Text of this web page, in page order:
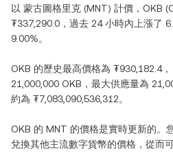
以 蒙古圖格里克 (MNT) 計價， OKB (
₮337,290.0 ，過去 24 小時內 上漲了
9.00%。
OKB 的歷史最高價格為 ₮930,182.4
21,000,000 OKB ，最大供應量為
約為 ₮7,083,090,536,312。
OKB 的 MNT 的價格是實時更新的。
兌換其他主流數字貨幣的價格，從而